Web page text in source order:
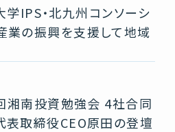
学IPS・北九州コンソーシ
業の振興を支援して地域
湘南投資勉強会 4社合同
表取締役CEO原田の登壇